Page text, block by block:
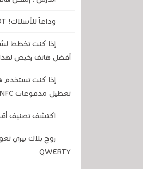
وداعاً للأسلاك! CUBOT تقدم هاتفًا محمولًا متينًا لن تضطر أبدًا إلى تركه يشحن
إذا كنت تخطط
أفضل هاتف رخيص لهذا
إذا كنت تستخدم
تعطيل مدفوعات NFC
اكتشف تصنيف أقوى 10 هواتف محمولة في
روح بلاك بيري
QWERTY